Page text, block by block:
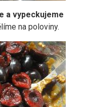
a vypeckujeme
na poloviny.